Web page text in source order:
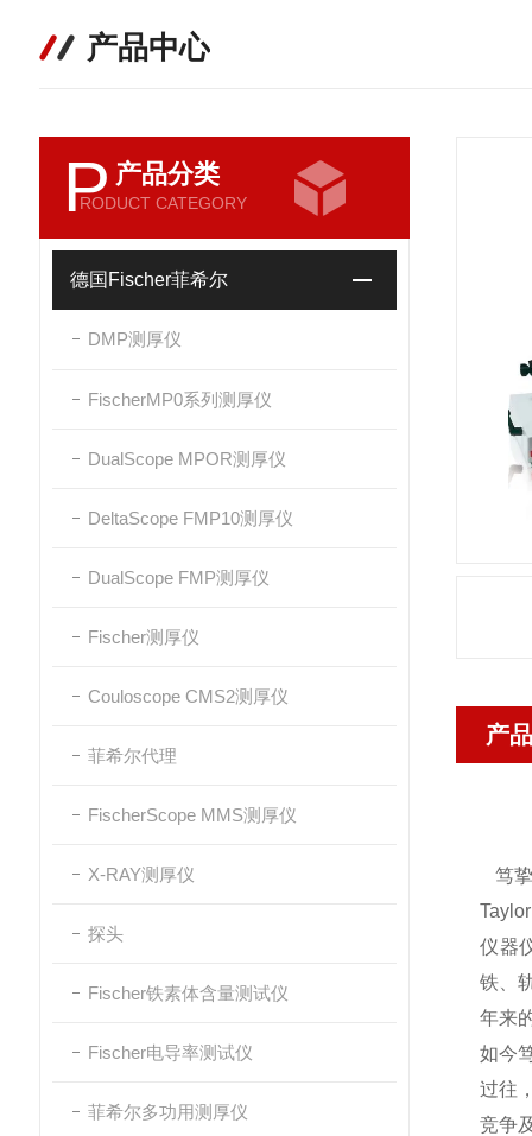
产品中心
P 产品分类
RODUCT CATEGORY
德国Fischer菲希尔
DMP测厚仪
FischerMP0系列测厚仪
DualScope MPOR测厚仪
DeltaScope FMP10测厚仪
DualScope FMP测厚仪
Fischer测厚仪
Couloscope CMS2测厚仪
菲希尔代理
FischerScope MMS测厚仪
X-RAY测厚仪
探头
Fischer铁素体含量测试仪
Fischer电导率测试仪
菲希尔多功用测厚仪
产
笃
仪器
铁、
年来
如今
过往
竞争